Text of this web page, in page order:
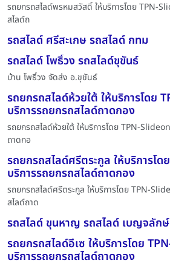
รถยกรถสไลด์พรหมสวัสดิ์ ให้บริการโดย TPN-
สไลด์ถ
รถสไลด์ ศรีสะเกษ รถสไลด์ กทม
รถสไลด์ โพธิ์วง รถสไลด์ขุขันธ์
บ้าน โพธิ์วง จัดส่ง อ.ขุขันธ์
รถยกรถสไลด์ห้วยใต้ ให้บริการโดย
บริการรถยกรถสไลด์ถาดกอง
รถยกรถสไลด์ห้วยใต้ ให้บริการโดย TPN-
ถาดกอ
รถยกรถสไลด์ศรีตระกูล ให้บริการโ
บริการรถยกรถสไลด์ถาดกอง
รถยกรถสไลด์ศรีตระกูล ให้บริการโดย TPN-
สไลด์ถาด
รถสไลด์ ขุนหาญ รถสไลด์ เบญจลักษ์
รถยกรถสไลด์อีเซ ให้บริการโดย
บริการรถยกรถสไลด์ถาดกอง